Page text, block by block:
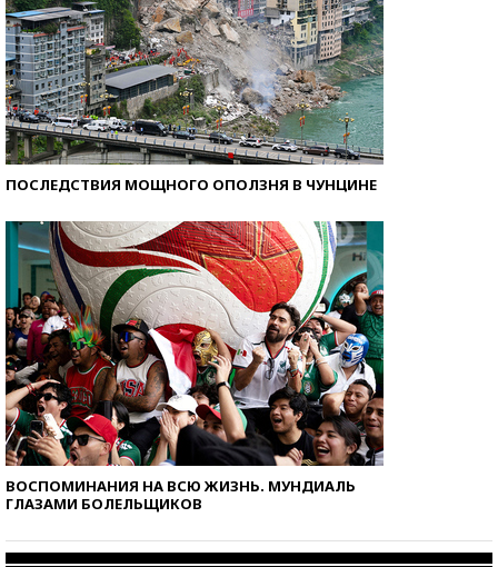
ПОСЛЕДСТВИЯ МОЩНОГО ОПОЛЗНЯ В ЧУНЦИНЕ
ВОСПОМИНАНИЯ НА ВСЮ ЖИЗНЬ. МУНДИАЛЬ
ГЛАЗАМИ БОЛЕЛЬЩИКОВ